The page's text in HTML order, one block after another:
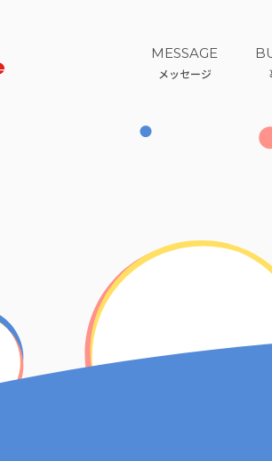
MESSAGE
メッセージ